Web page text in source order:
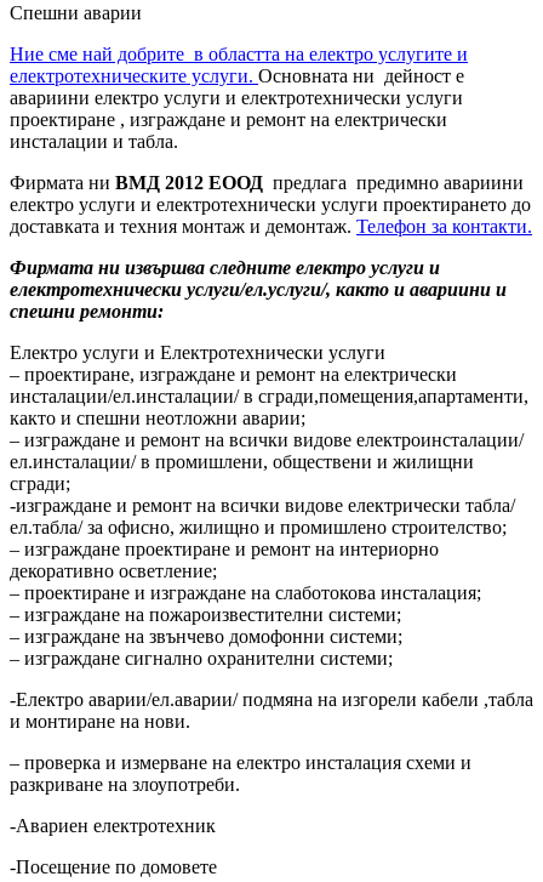
Спешни аварии
Ние сме най добрите в областта на електро услугите и
електротехническите услуги. Основната ни дейност е
авариини електро услуги и електротехнически услуги
проектиране , изграждане и ремонт на електрически
инсталации и табла.
Фирмата ни ВМД 2012 ЕООД предлага предимно авариини
електро услуги и електротехнически услуги проектирането до
доставката и техния монтаж и демонтаж. Телефон за контакти.
Фирмата ни извършва следните електро услуги и
електротехнически услуги/ел.услуги/, както и авариини и
спешни ремонти:
Електро услуги и Електротехнически услуги
– проектиране, изграждане и ремонт на електрически
инсталации/ел.инсталации/ в сгради,помещения,апартаменти,
както и спешни неотложни аварии;
– изграждане и ремонт на всички видове електроинсталации/
ел.инсталации/ в промишлени, обществени и жилищни
сгради;
-изграждане и ремонт на всички видове електрически табла/
ел.табла/ за офисно, жилищно и промишлено строителство;
– изграждане проектиране и ремонт на интериорно
декоративно осветление;
– проектиране и изграждане на слаботокова инсталация;
– изграждане на пожароизвестителни системи;
– изграждане на звънчево домофонни системи;
– изграждане сигнално охранителни системи;
-Електро аварии/ел.аварии/ подмяна на изгорели кабели ,табла
и монтиране на нови.
– проверка и измерване на електро инсталация схеми и
разкриване на злоупотреби.
-Авариен електротехник
-Посещение по домовете